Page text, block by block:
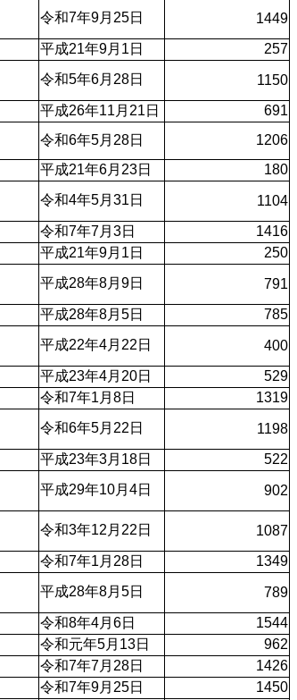
令和7年9月25日
1449
平成21年9月1日
257
令和5年6月28日
1150
平成26年11月21日
691
令和6年5月28日
1206
平成21年6月23日
180
令和4年5月31日
1104
令和7年7月3日
1416
平成21年9月1日
250
平成28年8月9日
791
平成28年8月5日
785
平成22年4月22日
400
平成23年4月20日
529
令和7年1月8日
1319
令和6年5月22日
1198
平成23年3月18日
522
平成29年10月4日
902
令和3年12月22日
1087
令和7年1月28日
1349
平成28年8月5日
789
令和8年4月6日
1544
令和元年5月13日
962
令和7年7月28日
1426
令和7年9月25日
1450